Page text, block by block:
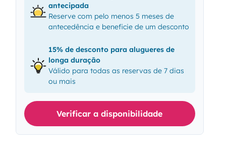
antecipada
Reserve com pelo menos 5 meses de
antecedência e beneficie de um desconto
15% de desconto para alugueres de
longa duração
Válido para todas as reservas de 7 dias
ou mais
Verificar a disponibilidade